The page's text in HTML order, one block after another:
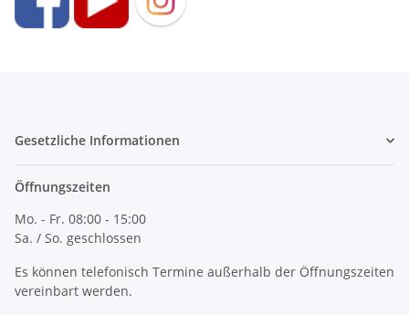
Gesetzliche Informationen
Öffnungszeiten
Mo. - Fr. 08:00 - 15:00
Sa. / So. geschlossen
Es können telefonisch Termine außerhalb der Öffnungszeiten
vereinbart werden.